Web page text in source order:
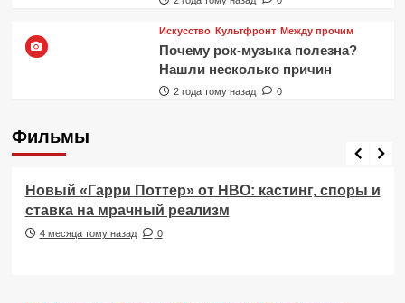
Искусство Культфронт Между прочим
Почему рок-музыка полезна?
Нашли несколько причин
2 года тому назад 0
Фильмы
Фильмы
Новый «Гарри Поттер» от HBO: кастинг, споры и
ставка на мрачный реализм
4 месяца тому назад 0